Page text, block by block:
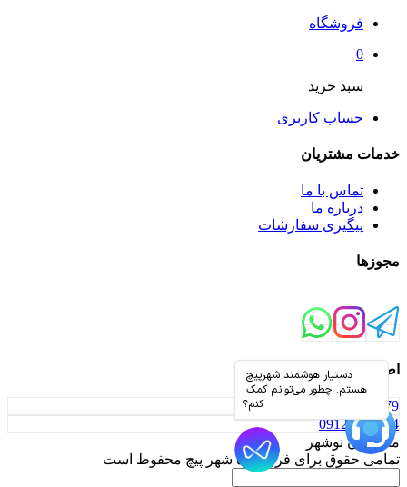
فروشگاه
0
سبد خرید
حساب کاربری
خدمات مشتریان
تماس با ما
درباره ما
پیگیری سفارشات
مجوزها
اطلاعات تماس
01152330179
09126853044
مازندران نوشهر
تمامی حقوق برای فروشگاه شهر پیچ محفوط است